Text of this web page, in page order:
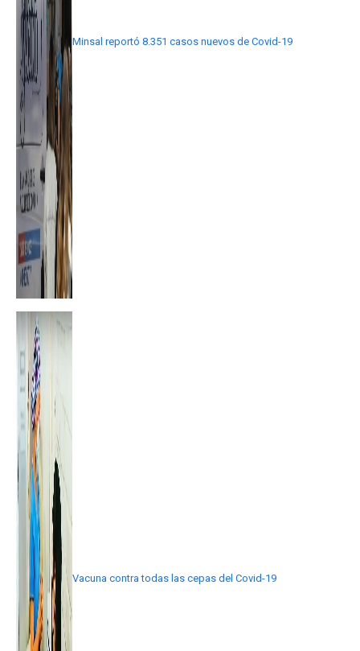
Minsal reportó 8.351 casos nuevos de Covid-19
Vacuna contra todas las cepas del Covid-19